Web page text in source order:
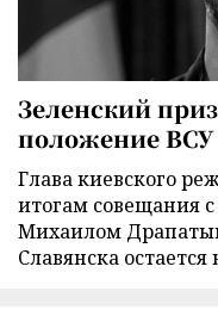
Зеленский
положение ВСУ
Глава киевского
итогам совещания
Михаилом
Славянска